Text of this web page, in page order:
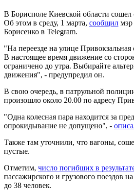
В Борисполе Киевской области сошел
Об этом в среду, 1 марта, сообщил мэр
Борисенко в Telegram.
"На переезде на улице Привокзальная
В настоящее время движение со
ограничено до утра. Выбирайте
движения", - предупредил он.
В свою очередь, в патрульной
произошло около 20.00 по адресу
"Одна колесная пара находится за
опрокидывание не допущено", -
Также там уточнили, что вагоны,
пустые.
Отметим, число погибших в
пассажирского и грузового поездов
до 38 человек.